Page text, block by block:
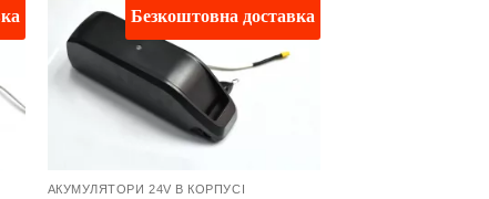
Безкоштовна доставка
Додати
до
АКУМУЛЯТОРИ 24V В КОРПУСІ